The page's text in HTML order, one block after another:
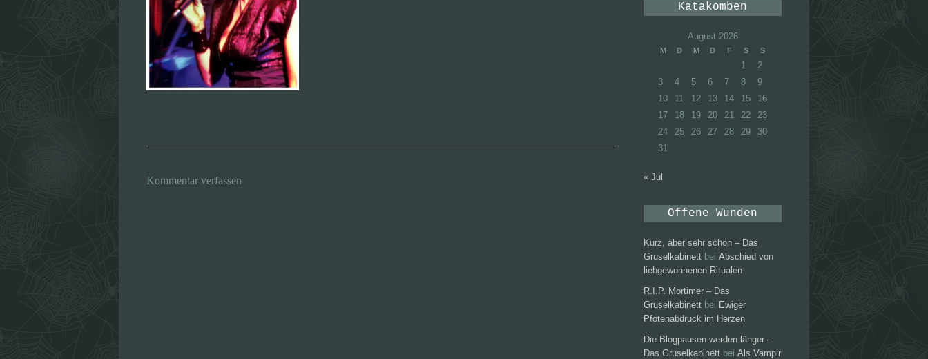
Kommentar verfassen
Katakomben
August 2026
M D M D F S S
1
2
3
4 5 6 7 8
9
10
11 12 13 14 15
16
17
18 19 20 21 22
23
24
25 26 27 28 29
30
31
« Jul
Offene Wunden
Kurz, aber sehr schön – Das
Gruselkabinett bei Abschied von
liebgewonnenen Ritualen
R.I.P. Mortimer – Das
Gruselkabinett bei Ewiger
Pfotenabdruck im Herzen
Die Blogpausen werden länger –
Das Gruselkabinett bei Als Vampir